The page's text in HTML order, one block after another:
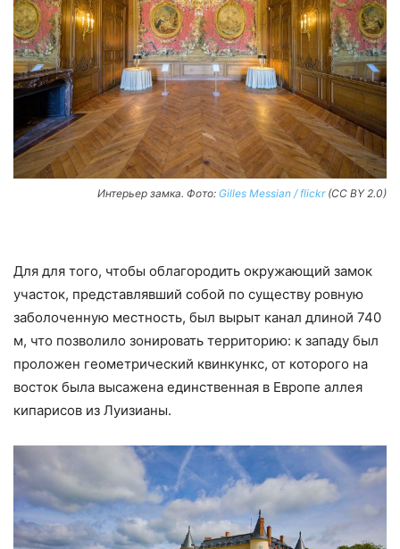
Интерьер замка. Фото: Gilles Messian / flickr(CC BY 2.0)
Для для того, чтобы облагородить окружающий замок
участок, представлявший собой по существу ровную
заболоченную местность, был вырыт канал длиной 740
м, что позволило зонировать территорию: к западу был
проложен геометрический квинкункc, от которого на
восток была высажена единственная в Европе аллея
кипарисов из Луизианы.